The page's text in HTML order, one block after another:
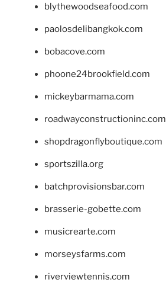
blythewoodseafood.com
paolosdelibangkok.com
bobacove.com
phoone24brookfield.com
mickeybarmama.com
roadwayconstructioninc.com
shopdragonflyboutique.com
sportszilla.org
batchprovisionsbar.com
brasserie-gobette.com
musicrearte.com
morseysfarms.com
riverviewtennis.com